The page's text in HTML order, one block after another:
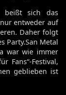
beißt sich das
entweder auf
Daher folgt
Party.San Metal
war wie immer
Fans“-Festival,
geblieben ist